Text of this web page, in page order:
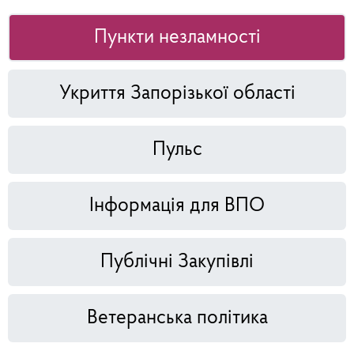
Пункти незламності
Укриття Запорізької області
Пульс
Інформація для ВПО
Публічні Закупівлі
Ветеранська політика